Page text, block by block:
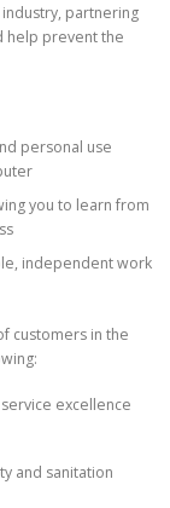
partnering
help prevent the
personal use
you to learn from
independent work
customers in the
excellence
and sanitation